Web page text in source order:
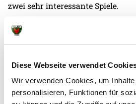
Diese Webseite verwendet
Wir verwenden Cookies, um
personalisieren, Funktionen für
zwei sehr interessante Spiele.